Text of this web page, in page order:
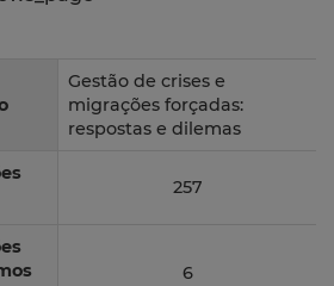
Gestão de crises e
migrações forçadas:
respostas e dilemas
257
6